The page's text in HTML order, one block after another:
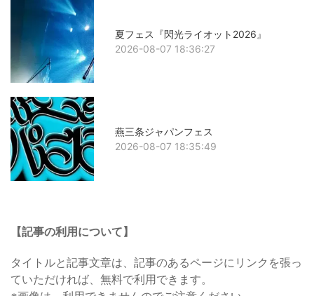
夏フェス『閃光ライオット2026』
2026-08-07 18:36:27
燕三条ジャパンフェス
2026-08-07 18:35:49
【記事の利用について】
タイトルと記事文章は、記事のあるページにリンクを張っ
ていただければ、無料で利用できます。